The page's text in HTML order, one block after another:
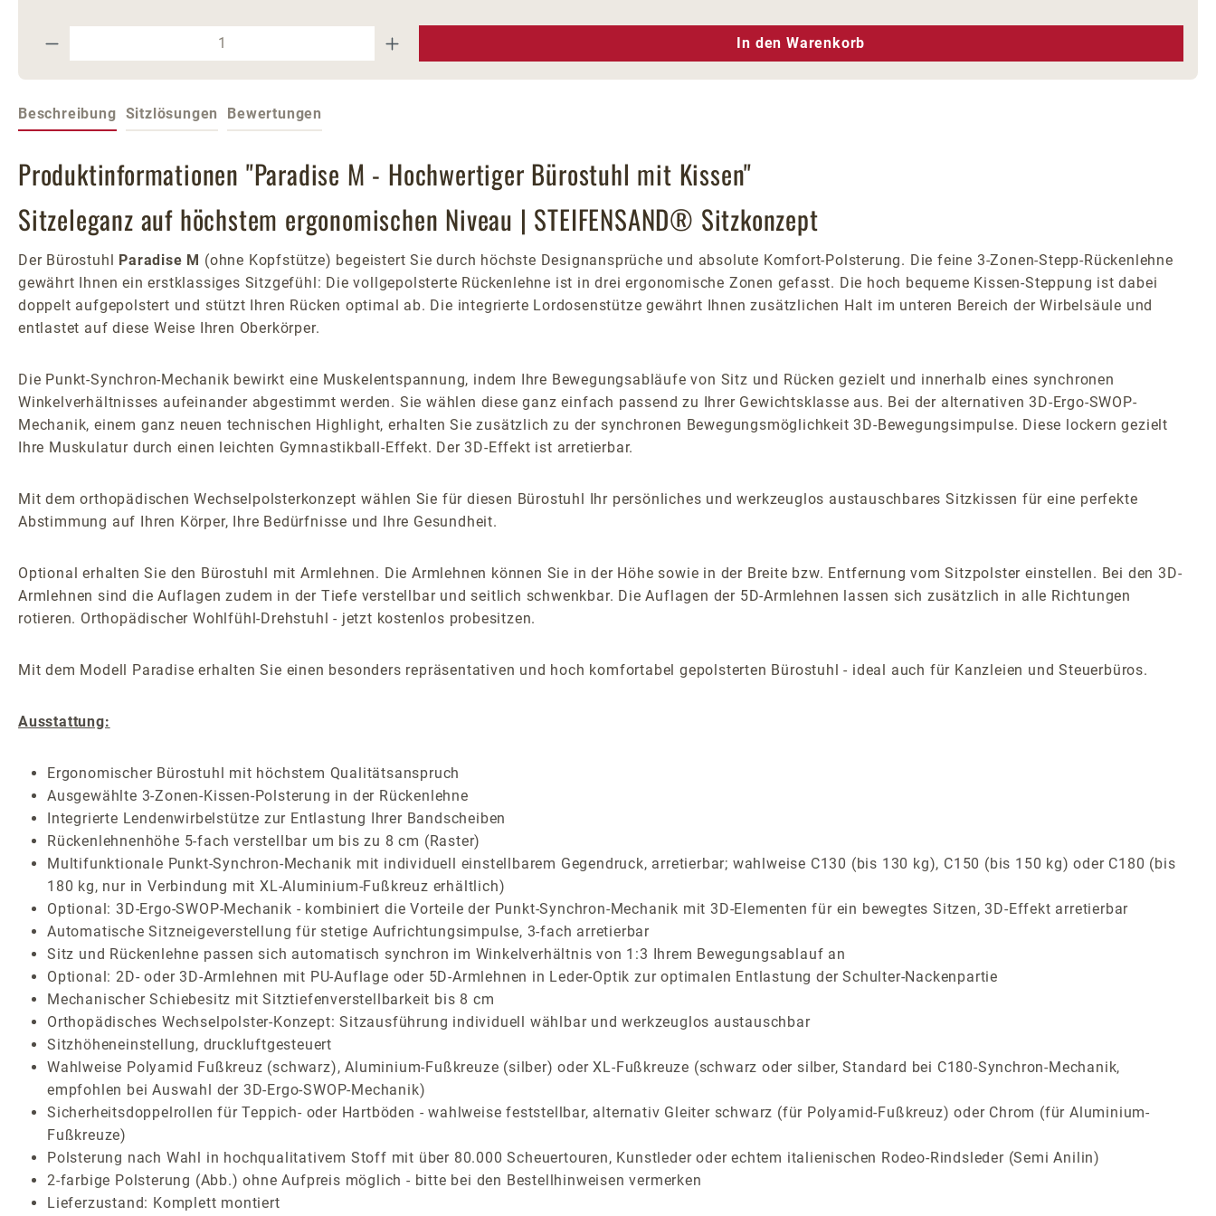
Produkt Anzahl: Gib den gewünschten Wert ein oder benutze die Schaltflächen um die Anzahl zu erhöhen oder zu
In den Warenkorb
Beschreibung Sitzlösungen Bewertungen
Produktinformationen "Paradise M - Hochwertiger Bürostuhl mit Kissen"
Sitzeleganz auf höchstem ergonomischen Niveau | STEIFENSAND® Sitzkonzept
Der Bürostuhl Paradise M (ohne Kopfstütze) begeistert Sie durch höchste Designansprüche und absolute Komfort-Polsterung. Die feine 3-Zonen-Stepp-Rückenlehne
gewährt Ihnen ein erstklassiges Sitzgefühl: Die vollgepolsterte Rückenlehne ist in drei ergonomische Zonen gefasst. Die hoch bequeme Kissen-Steppung ist dabei
doppelt aufgepolstert und stützt Ihren Rücken optimal ab. Die integrierte Lordosenstütze gewährt Ihnen zusätzlichen Halt im unteren Bereich der Wirbelsäule und
entlastet auf diese Weise Ihren Oberkörper.
Die Punkt-Synchron-Mechanik bewirkt eine Muskelentspannung, indem Ihre Bewegungsabläufe von Sitz und Rücken gezielt und innerhalb eines synchronen
Winkelverhältnisses aufeinander abgestimmt werden. Sie wählen diese ganz einfach passend zu Ihrer Gewichtsklasse aus. Bei der alternativen 3D-Ergo-SWOP-
Mechanik, einem ganz neuen technischen Highlight, erhalten Sie zusätzlich zu der synchronen Bewegungsmöglichkeit 3D-Bewegungsimpulse. Diese lockern gezielt
Ihre Muskulatur durch einen leichten Gymnastikball-Effekt. Der 3D-Effekt ist arretierbar.
Mit dem orthopädischen Wechselpolsterkonzept wählen Sie für diesen Bürostuhl Ihr persönliches und werkzeuglos austauschbares Sitzkissen für eine perfekte
Abstimmung auf Ihren Körper, Ihre Bedürfnisse und Ihre Gesundheit.
Optional erhalten Sie den Bürostuhl mit Armlehnen. Die Armlehnen können Sie in der Höhe sowie in der Breite bzw. Entfernung vom Sitzpolster einstellen. Bei den 3D-
Armlehnen sind die Auflagen zudem in der Tiefe verstellbar und seitlich schwenkbar. Die Auflagen der 5D-Armlehnen lassen sich zusätzlich in alle Richtungen
rotieren. Orthopädischer Wohlfühl-Drehstuhl - jetzt kostenlos probesitzen.
Mit dem Modell Paradise erhalten Sie einen besonders repräsentativen und hoch komfortabel gepolsterten Bürostuhl - ideal auch für Kanzleien und Steuerbüros.
Ausstattung:
Ergonomischer Bürostuhl mit höchstem Qualitätsanspruch
Ausgewählte 3-Zonen-Kissen-Polsterung in der Rückenlehne
Integrierte Lendenwirbelstütze zur Entlastung Ihrer Bandscheiben
Rückenlehnenhöhe 5-fach verstellbar um bis zu 8 cm (Raster)
Multifunktionale Punkt-Synchron-Mechanik mit individuell einstellbarem Gegendruck, arretierbar; wahlweise C130 (bis 130 kg), C150 (bis 150 kg) oder C180 (bis
180 kg, nur in Verbindung mit XL-Aluminium-Fußkreuz erhältlich)
Optional: 3D-Ergo-SWOP-Mechanik - kombiniert die Vorteile der Punkt-Synchron-Mechanik mit 3D-Elementen für ein bewegtes Sitzen, 3D-Effekt arretierbar
Automatische Sitzneigeverstellung für stetige Aufrichtungsimpulse, 3-fach arretierbar
Sitz und Rückenlehne passen sich automatisch synchron im Winkelverhältnis von 1:3 Ihrem Bewegungsablauf an
Optional: 2D- oder 3D-Armlehnen mit PU-Auflage oder 5D-Armlehnen in Leder-Optik zur optimalen Entlastung der Schulter-Nackenpartie
Mechanischer Schiebesitz mit Sitztiefenverstellbarkeit bis 8 cm
Orthopädisches Wechselpolster-Konzept: Sitzausführung individuell wählbar und werkzeuglos austauschbar
Sitzhöheneinstellung, druckluftgesteuert
Wahlweise Polyamid Fußkreuz (schwarz), Aluminium-Fußkreuze (silber) oder XL-Fußkreuze (schwarz oder silber, Standard bei C180-Synchron-Mechanik,
empfohlen bei Auswahl der 3D-Ergo-SWOP-Mechanik)
Sicherheitsdoppelrollen für Teppich- oder Hartböden - wahlweise feststellbar, alternativ Gleiter schwarz (für Polyamid-Fußkreuz) oder Chrom (für Aluminium-
Fußkreuze)
Polsterung nach Wahl in hochqualitativem Stoff mit über 80.000 Scheuertouren, Kunstleder oder echtem italienischen Rodeo-Rindsleder (Semi Anilin)
2-farbige Polsterung (Abb.) ohne Aufpreis möglich - bitte bei den Bestellhinweisen vermerken
Lieferzustand: Komplett montiert